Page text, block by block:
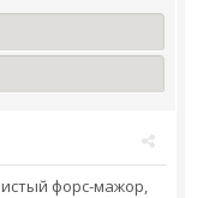
форс-мажор,